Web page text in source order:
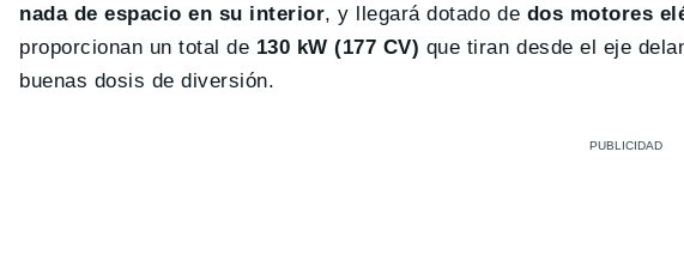
nada de espacio en su interior, y llegará dotado de dos motores
proporcionan un total de 130 kW (177 CV) que tiran desde el eje
buenas dosis de diversión.